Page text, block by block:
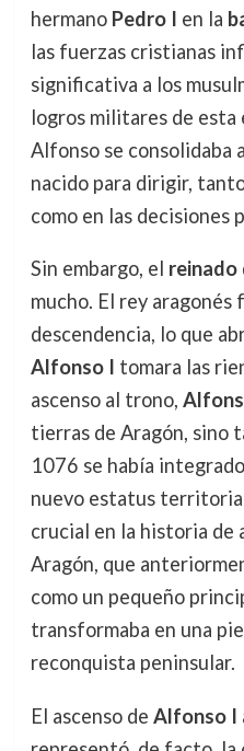
hermano Pedro I en la
las fuerzas cristianas
significativa a los
logros militares de esta
Alfonso se consolidaba
nacido para dirigir,
como en las decisiones
Sin embargo, el reinado
mucho. El rey
descendencia, lo que
Alfonso I tomara las
ascenso al trono,
tierras de Aragón, sino
1076 se había
nuevo estatus
crucial en la historia de
Aragón, que
como un pequeño
transformaba en una
reconquista peninsular.
El ascenso de Alfonso I